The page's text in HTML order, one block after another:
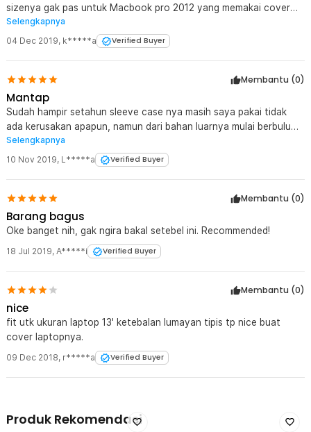
sizenya gak pas untuk Macbook pro 2012 yang memakai cover
case, alhasil yg dipake pouchnya aja. tp ttp seneng karna tebel
dan modelnya bagus
Selengkapnya
04 Dec 2019, k*****a Verified Buyer
Membantu (0)
Mantap
Sudah hampir setahun sleeve case nya masih saya pakai tidak
ada kerusakan apapun, namun dari bahan luarnya mulai berbulu
tidak karuan haha. Klo laptop sudah masuk ke sleeve casenya,
saku belakang sangat sempit sekali. Khawatir saling menekan
Selengkapnya
10 Nov 2019, L*****a Verified Buyer
Membantu (0)
Barang bagus
Oke banget nih, gak ngira bakal setebel ini. Recommended!
18 Jul 2019, A*****i Verified Buyer
Membantu (0)
nice
fit utk ukuran laptop 13' ketebalan lumayan tipis tp nice buat
cover laptopnya.
09 Dec 2018, r*****a Verified Buyer
Produk Rekomendasi